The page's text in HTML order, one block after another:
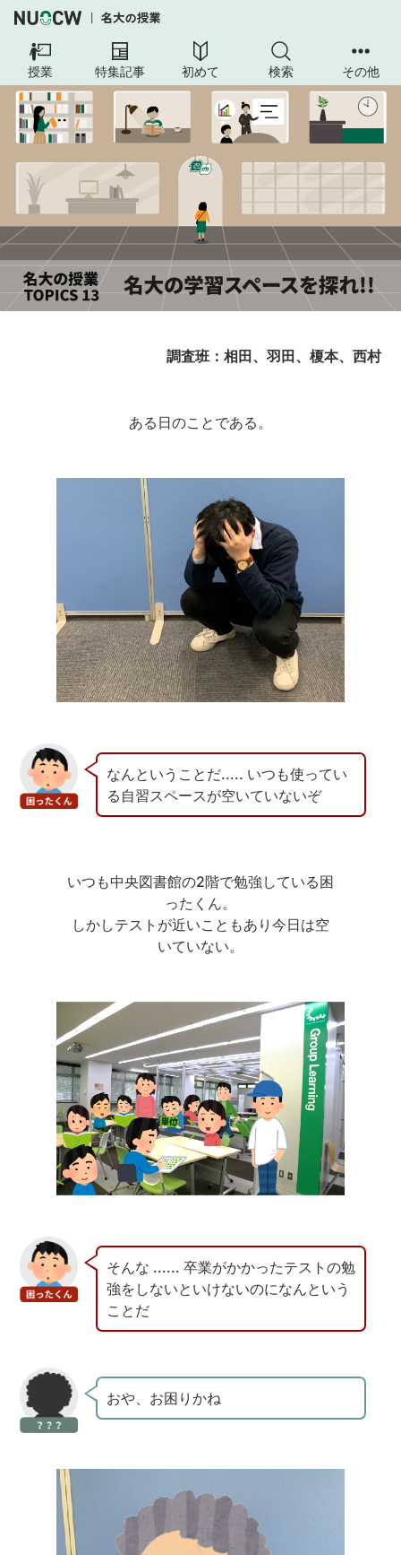
授業 特集記事 初めて 検索 その他
調査班：相田、羽田、榎本、西村
ある日のことである。
なんということだ..... いつも使ってい
る自習スペースが空いていないぞ
いつも中央図書館の2階で勉強している困
ったくん。
しかしテストが近いこともあり今日は空
いていない。
そんな ...... 卒業がかかったテストの勉
強をしないといけないのになんという
ことだ
おや、お困りかね